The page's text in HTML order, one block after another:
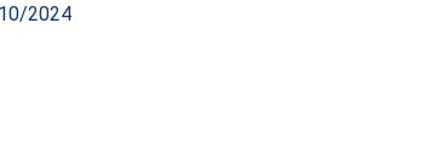
2024